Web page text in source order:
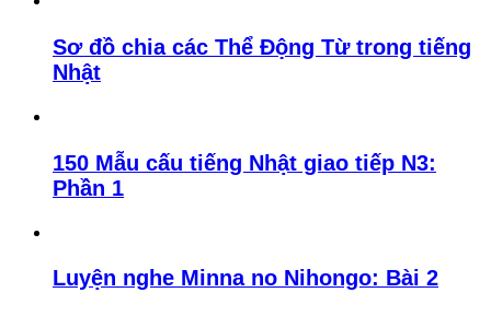
Sơ đồ chia các Thể Động Từ trong tiếng
Nhật
150 Mẫu cấu tiếng Nhật giao tiếp N3:
Phần 1
Luyện nghe Minna no Nihongo: Bài 2